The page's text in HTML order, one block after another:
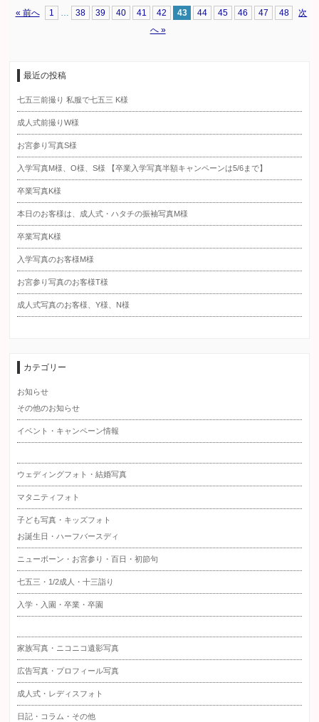
« 前へ 1 … 38 39 40 41 42 43 44 45 46 47 48
次
へ »
最近の投稿
七五三前撮り 私服で七五三 K様
成人式前撮りW様
お宮参り写真S様
入学写真M様、O様、S様 【卒業入学写真半額キャンペーンは5/6まで】
卒業写真K様
本日のお客様は、成人式・ハタチの振袖写真M様
卒業写真K様
入学写真のお客様M様
お宮参り写真のお客様T様
成人式写真のお客様、Y様、N様
カテゴリー
お知らせ
その他のお知らせ
イベント・キャンペーン情報
ウェディングフォト・結婚写真
マタニティフォト
子ども写真・キッズフォト
お誕生日・ハーフバースディ
ニューボーン・お宮参り・百日・初節句
七五三・1/2成人・十三詣り
入学・入園・卒業・卒園
家族写真・ニコニコ遺影写真
広告写真・プロフィール写真
成人式・レディスフォト
日記・コラム・その他